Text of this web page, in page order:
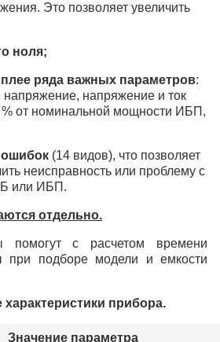
Это позволяет увеличить
ноля;
ряда важных параметров:
напряжение и ток
% от номинальной мощности ИБП,
ошибок (14 видов), что позволяет
неисправность или проблему с
или ИБП.
отдельно.
помогут с расчетом времени
при подборе модели и емкости
характеристики прибора.
Значение параметра